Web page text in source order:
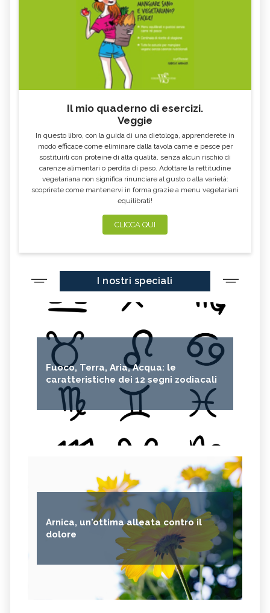
Il mio quaderno di esercizi.
Veggie
In questo libro, con la guida di una dietologa, apprenderete in
modo efficace come eliminare dalla tavola carne e pesce per
sostituirli con proteine di alta qualità, senza alcun rischio di
carenze alimentari o perdita di peso. Adottare la rettitudine
vegetariana non significa rinunciare al gusto o alla varietà:
scoprirete come mantenervi in forma grazie a menu vegetariani
equilibrati!
CLICCA QUI
I nostri speciali
Fuoco, Terra, Aria, Acqua: le
caratteristiche dei 12 segni zodiacali
Arnica, un'ottima alleata contro il
dolore